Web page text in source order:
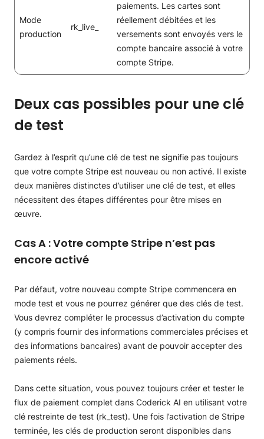
Mode
production
rk_live_
paiements. Les cartes sont
réellement débitées et les
versements sont envoyés vers le
compte bancaire associé à votre
compte Stripe.
Deux cas possibles pour une clé
de test
Gardez à l’esprit qu’une clé de test ne signifie pas toujours
que votre compte Stripe est nouveau ou non activé. Il existe
deux manières distinctes d’utiliser une clé de test, et elles
nécessitent des étapes différentes pour être mises en
œuvre.
Cas A : Votre compte Stripe n’est pas
encore activé
Par défaut, votre nouveau compte Stripe commencera en
mode test et vous ne pourrez générer que des clés de test.
Vous devrez compléter le processus d’activation du compte
(y compris fournir des informations commerciales précises et
des informations bancaires) avant de pouvoir accepter des
paiements réels.
Dans cette situation, vous pouvez toujours créer et tester le
flux de paiement complet dans Coderick AI en utilisant votre
clé restreinte de test (rk_test). Une fois l’activation de Stripe
terminée, les clés de production seront disponibles dans